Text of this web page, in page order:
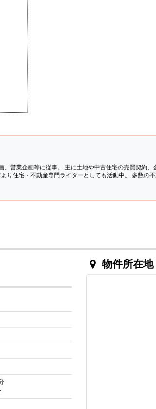
営業企画等に従事。 主に土地や中古住宅の売買契約、
り住宅・不動産専門ライターとしても活動中。 多数の不
物件所在地